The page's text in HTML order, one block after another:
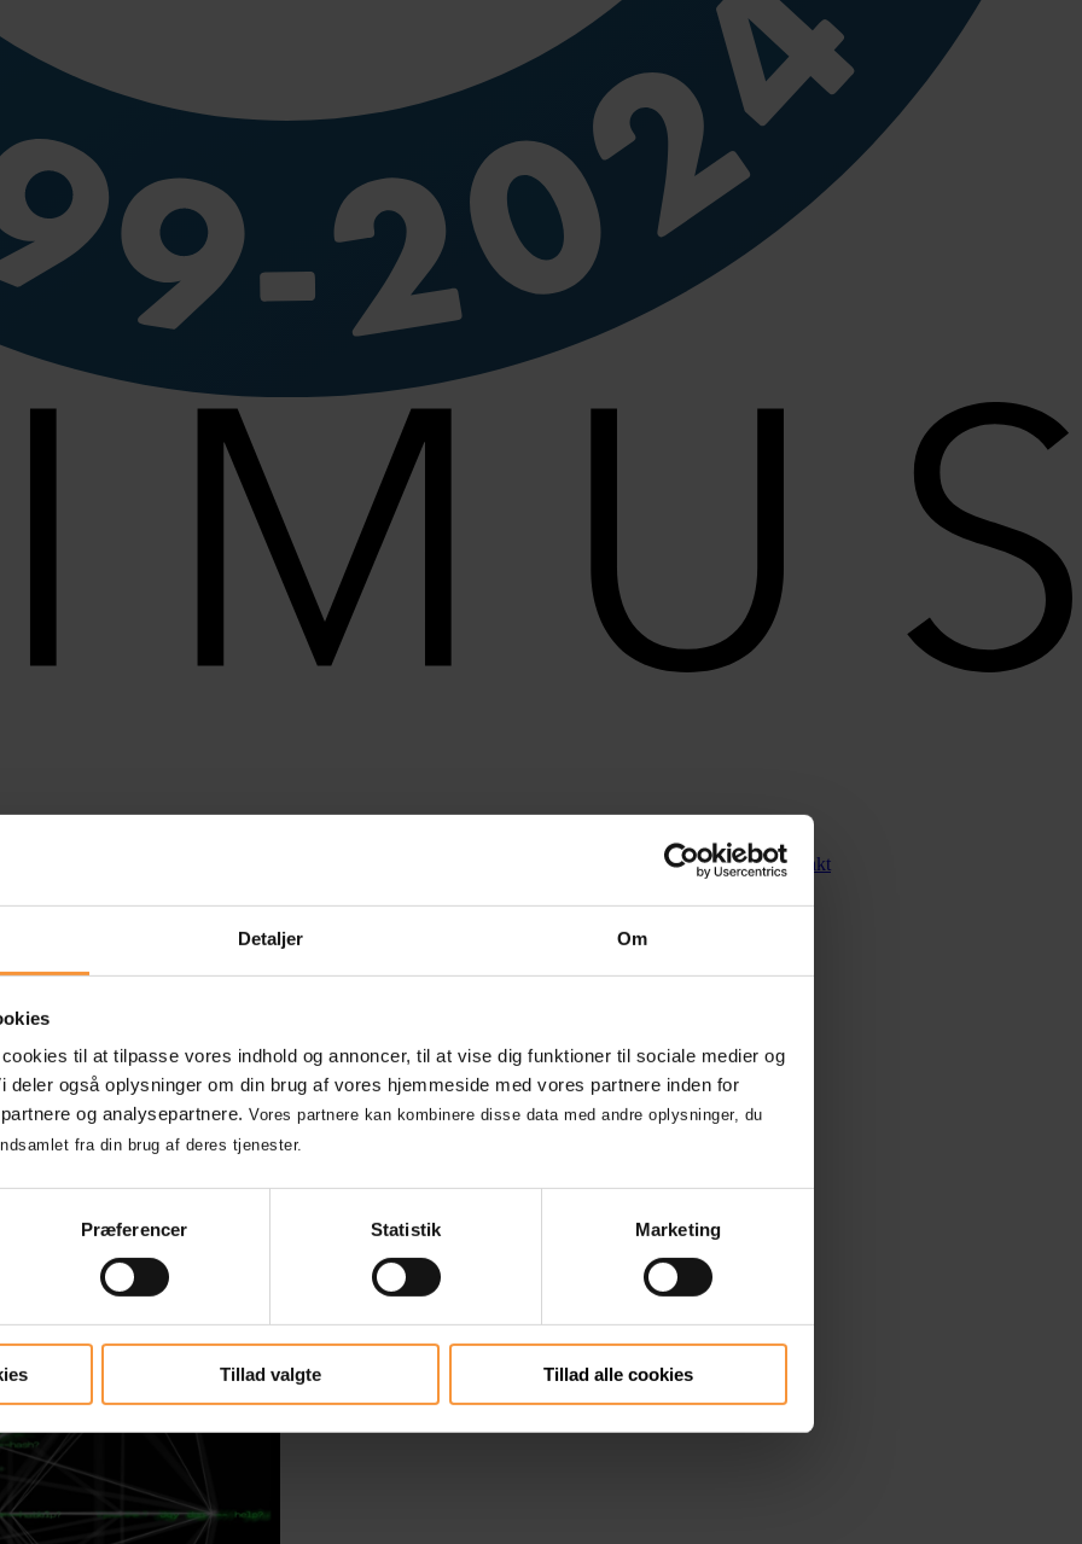
Detaljer Om
til at tilpasse vores indhold og annoncer, til at vise dig funktioner til sociale medier og
deler også oplysninger om din brug af vores hjemmeside med vores partnere inden for
og analysepartnere. Vores partnere kan kombinere disse data med andre oplysninger, du
fra din brug af deres tjenester.
Præferencer Statistik Marketing
Tillad valgte Tillad alle cookies
Vores ydelserOm osKontakt